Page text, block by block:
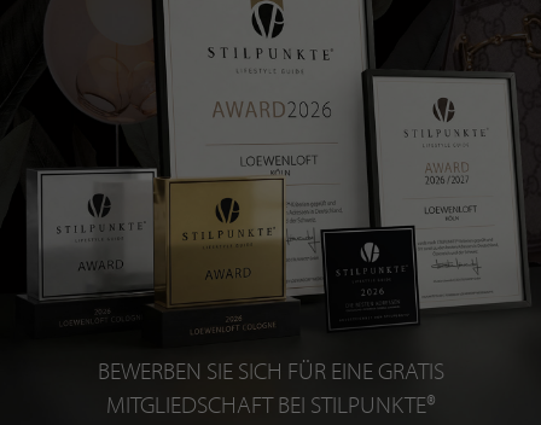
BEWERBEN SIE SICH FÜR EINE GRATIS
MITGLIEDSCHAFT BEI STILPUNKTE®